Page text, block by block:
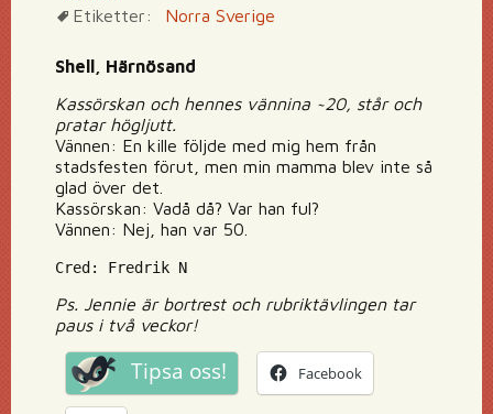
Etiketter:
Norra Sverige
Shell, Härnösand
Kassörskan och hennes vännina ~20, står och
pratar högljutt.
Vännen: En kille följde med mig hem från
stadsfesten förut, men min mamma blev inte så
glad över det.
Kassörskan: Vadå då? Var han ful?
Vännen: Nej, han var 50.
Cred: Fredrik N
Ps. Jennie är bortrest och rubriktävlingen tar
paus i två veckor!
Tipsa oss! Facebook